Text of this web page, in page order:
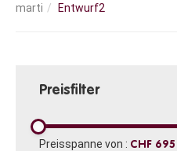
Entwurf2
Preisfilter
Preisspanne von : CHF 695